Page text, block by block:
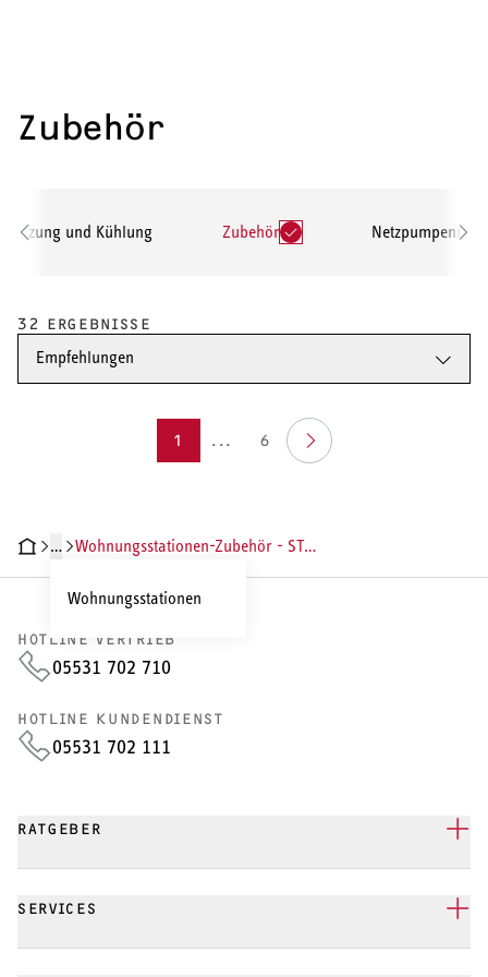
Puffer- und Trinkwarmwasserspeicher
Elektroheizung
Nachtspeicherheizung
Durchlauferhitzer
Warmwasserspeicher
Zubehör
Heizung und Kühlung Zubehör
32 ERGEBNISSE
Empfehlungen
1 ... 6
…
Wohnungsstationen
Wohnungsstationen-Zubehör - STIEBEL ELTRON
HOTLINE VERTRIEB
05531 702 710
HOTLINE KUNDENDIENST
05531 702 111
RATGEBER
SERVICES